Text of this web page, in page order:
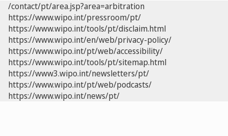
/contact/pt/area.jsp?area=arbitration
https://www.wipo.int/pressroom/pt/
https://www.wipo.int/tools/pt/disclaim.html
https://www.wipo.int/en/web/privacy-policy/
https://www.wipo.int/pt/web/accessibility/
https://www.wipo.int/tools/pt/sitemap.html
https://www3.wipo.int/newsletters/pt/
https://www.wipo.int/pt/web/podcasts/
https://www.wipo.int/news/pt/